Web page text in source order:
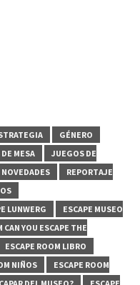
GÉNERO
MESA
JUEGOS DE
NOVEDADES
REPORTAJE
LUNWERG
ESCAPE MUSEO
CAN YOU ESCAPE THE
ESCAPE ROOM LIBRO
NIÑOS
ESCAPE ROOM